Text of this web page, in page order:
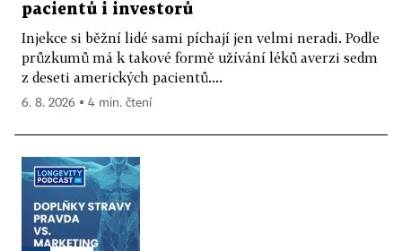
pacientů i investorů
Injekce si běžní lidé sami píchají jen velmi neradi. Podle
průzkumů má k takové formě užívání léků averzi sedm
z deseti amerických pacientů....
6. 8. 2026 ▪ 4 min. čtení